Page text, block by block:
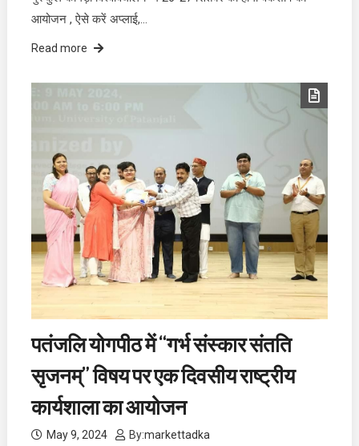
आयोजन , ऐसे करें अप्लाई,…
Read more
पतंजलि योगपीठ में “गर्भ संस्कार संतति
सृजनम्” विषय पर एक दिवसीय राष्ट्रीय
कार्यशाला का आयोजन
May 9, 2024 By:markettadka